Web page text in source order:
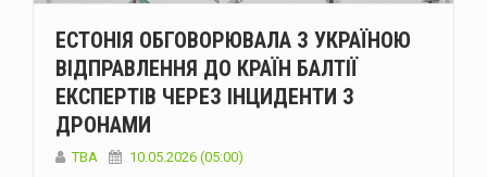
ЕСТОНІЯ ОБГОВОРЮВАЛА З УКРАЇНОЮ
ВІДПРАВЛЕННЯ ДО КРАЇН БАЛТІЇ
ЕКСПЕРТІВ ЧЕРЕЗ ІНЦИДЕНТИ З
ДРОНАМИ
ТВА 10.05.2026 (05:00)